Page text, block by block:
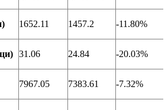
1652.11 1457.2 -11.80%
31.06 24.84 -20.03%
7967.05 7383.61 -7.32%